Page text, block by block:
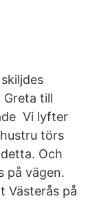
till
Vi lyfter
törs
Och
på vägen.
Västerås på